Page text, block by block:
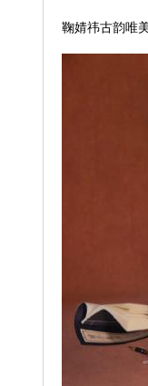
鞠婧祎古韵唯